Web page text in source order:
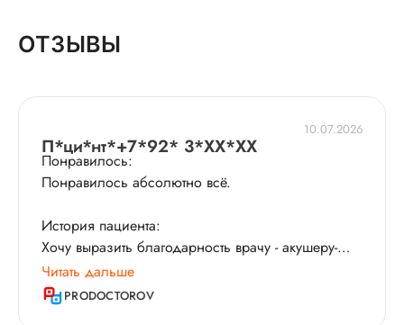
ОТЗЫВЫ
10.07.2026
П*ци*нт*+7*92* 3*XX*XX
Понравилось:
Понравилось абсолютно всё.
История пациента:
Хочу выразить благодарность врачу - акушеру-
гинекологу Тарасовой Кристине Валентиновне за
рождение нашего сына в июне 2026 года. Это
были мои первые роды, и, конечно, у меня
Читать дальше
PRODOCTOROV